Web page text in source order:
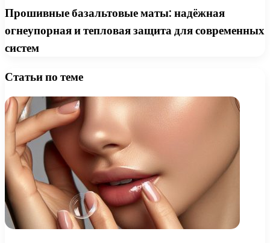
Прошивные базальтовые маты: надёжная
огнеупорная и тепловая защита для современных
систем
Статьи по теме